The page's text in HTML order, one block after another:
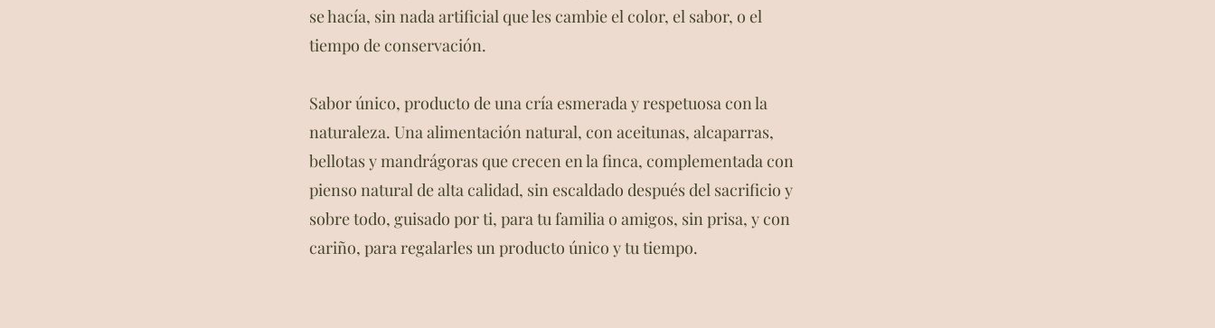
se hacía, sin nada artificial que les cambie el color, el sabor, o el
tiempo de conservación.
Sabor único, producto de una cría esmerada y respetuosa con la
naturaleza. Una alimentación natural, con aceitunas, alcaparras,
bellotas y mandrágoras que crecen en la finca, complementada con
pienso natural de alta calidad, sin escaldado después del sacrificio y
sobre todo, guisado por ti, para tu familia o amigos, sin prisa, y con
cariño, para regalarles un producto único y tu tiempo.